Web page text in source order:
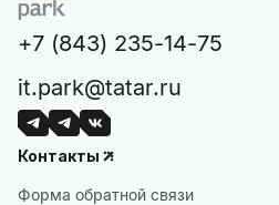
+7 (843) 235-14-75
it.park@tatar.ru
Контакты
Форма обратной связи